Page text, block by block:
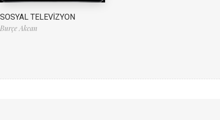
SOSYAL TELEVİZYON
Burçe Akcan